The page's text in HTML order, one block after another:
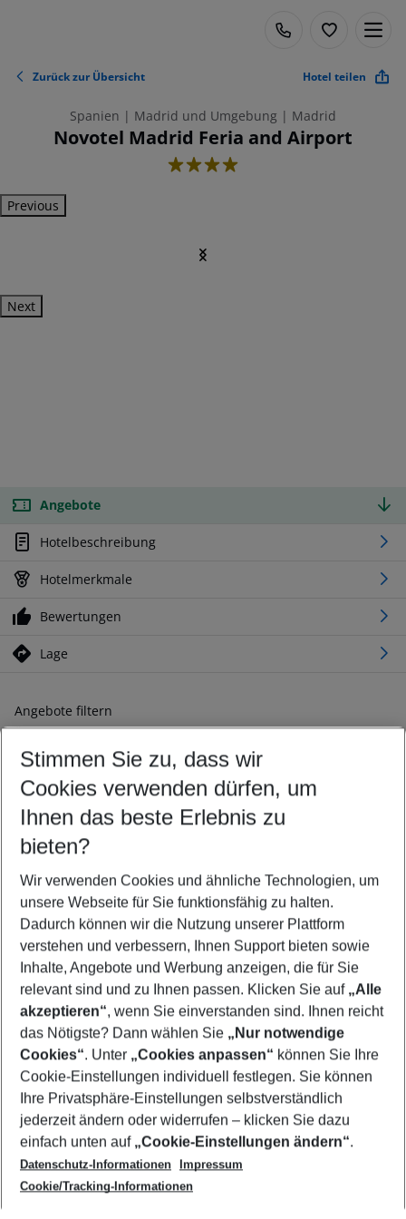
Zurück zur Übersicht Hotel teilen
Spanien | Madrid und Umgebung | Madrid
Novotel Madrid Feria and Airport
4
Previous
Next
Angebote
Hotelbeschreibung
Hotelmerkmale
Bewertungen
Lage
Angebote filtern
Ändern Sie Ihre Kriterien nach Ihren Wünschen
Abflughafen wählen
Beliebiger Abflughafen
Reisezeitraum wählen
09.08.26– 07.08.27 5-8 Nächte
2 Erwachsene Keine Kinder
Mehr Filter anzeigen
Footer
Footer navigation
Über uns
AGB
Cookie-Einstellungen ändern
Cookie-Richtlinie
Datenschutz
Service & Hilfe
Barrierefreies Reisen
Check-in
Folgen Sie uns
Stimmen Sie zu, dass wir
Cookies verwenden dürfen, um
Ihnen das beste Erlebnis zu
bieten?
Wir verwenden Cookies und ähnliche Technologien, um
unsere Webseite für Sie funktionsfähig zu halten.
Dadurch können wir die Nutzung unserer Plattform
verstehen und verbessern, Ihnen Support bieten sowie
Inhalte, Angebote und Werbung anzeigen, die für Sie
relevant sind und zu Ihnen passen. Klicken Sie auf „Alle
akzeptieren“, wenn Sie einverstanden sind. Ihnen reicht
das Nötigste? Dann wählen Sie „Nur notwendige
Cookies“. Unter „Cookies anpassen“ können Sie Ihre
Cookie-Einstellungen individuell festlegen. Sie können
Ihre Privatsphäre-Einstellungen selbstverständlich
jederzeit ändern oder widerrufen – klicken Sie dazu
einfach unten auf „Cookie-Einstellungen ändern“.
Datenschutz-Informationen
Impressum
Cookie/Tracking-Informationen